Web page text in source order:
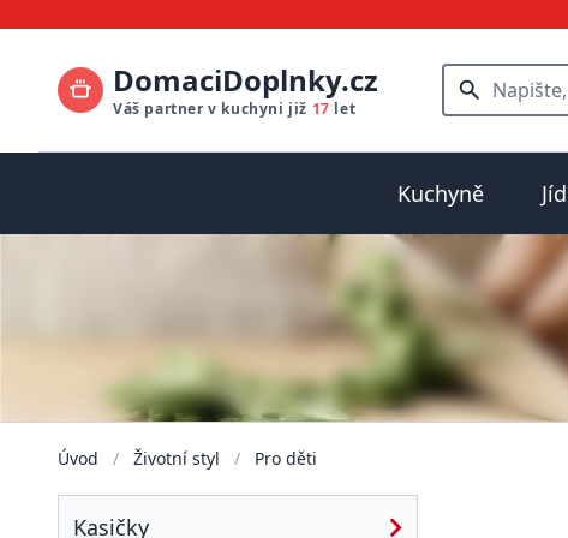
DomaciDoplnky.cz
Váš partner v kuchyni již 17 let
Kuchyně
Úvod / Životní styl / Pro děti
Kasičky